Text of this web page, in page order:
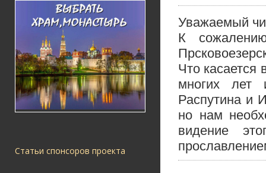
Статьи спонсоров проекта
Уважаемый
К
Что касается
многих лет
Распутина и
но нам
видение